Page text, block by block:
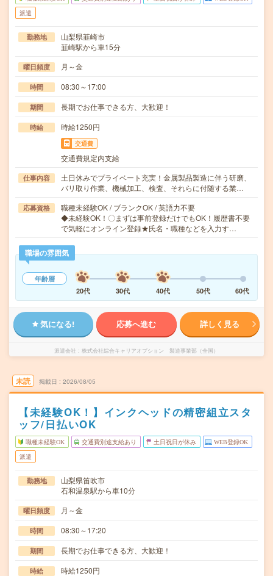
派遣
勤務地
山梨県韮崎市
韮崎駅から車15分
曜日頻度 月～金
時間 08:30～17:00
期間 長期でお仕事できる方、大歓迎！
時給 時給1250円
交通費
交通費規定内支給
仕事内容
土日休みでプライベート充実！金属製品製造に伴う研磨、
バリ取り作業、機械加工、検査、それらに付随する業…
応募資格
職種未経験OK / ブランクOK / 英語力不要
◆未経験OK！〇まずは事前登録だけでもOK！履歴書不要
で気軽にオンライン登録★氏名・職種などを入力す…
職場の雰囲気
年齢層
20代
30代 40代 50代 60代
気になる! 応募へ進む 詳しく見る
派遣会社 株式会社綜合キャリアオプション 製造事業部（全国）
未読 掲載日 2026/08/05
【未経験OK！】インクヘッドの精密組立スタ
ッフ/日払いOK
職種未経験OK 交通費別途支給あり 土日祝日が休み WEB登録OK
派遣
勤務地
山梨県笛吹市
石和温泉駅から車10分
曜日頻度 月～金
時間 08:30～17:20
期間 長期でお仕事できる方、大歓迎！
時給 時給1250円